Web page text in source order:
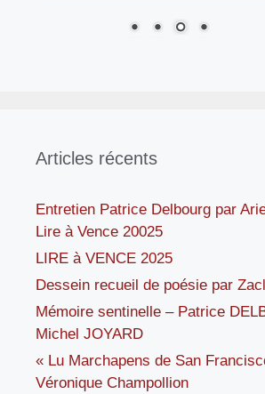
Articles récents
Entretien Patrice Delbourg par
Lire à Vence 20025
LIRE à VENCE 2025
Dessein recueil de poésie par
Mémoire sentinelle – Patrice
Michel JOYARD
« Lu Marchapens de San
Véronique Champollion